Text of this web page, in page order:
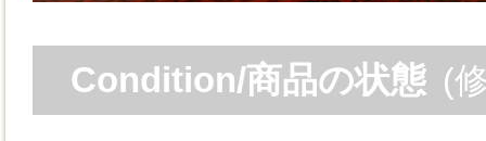
Condition/商品の状態 (